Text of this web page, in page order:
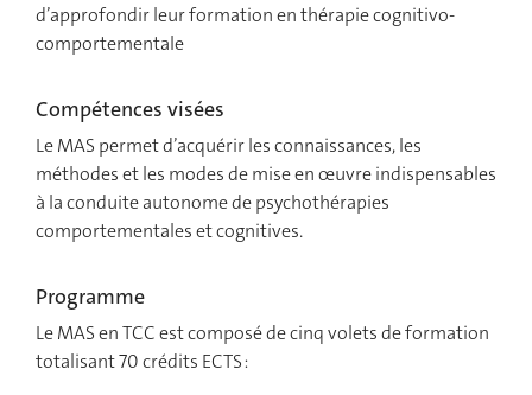
d’approfondir leur formation en thérapie cognitivo-
comportementale
Compétences visées
Le MAS permet d’acquérir les connaissances, les
méthodes et les modes de mise en œuvre indispensables
à la conduite autonome de psychothérapies
comportementales et cognitives.
Programme
Le MAS en TCC est composé de cinq volets de formation
totalisant 70 crédits ECTS :